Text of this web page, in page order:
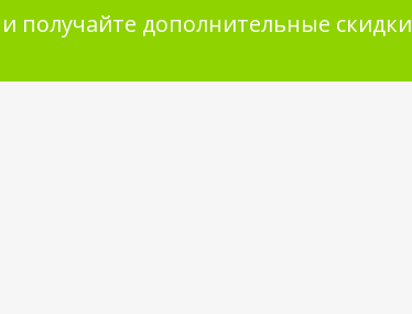
получайте дополнительные скидки